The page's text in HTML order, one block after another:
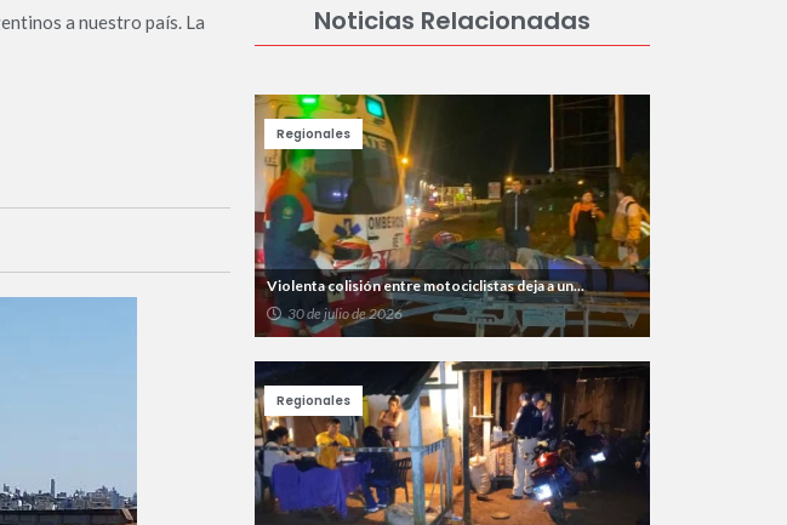
a nuestro país. La
Noticias Relacionadas
Violenta colisión entre motociclistas deja a un...
30 de julio de 2026
Regionales
Regionales